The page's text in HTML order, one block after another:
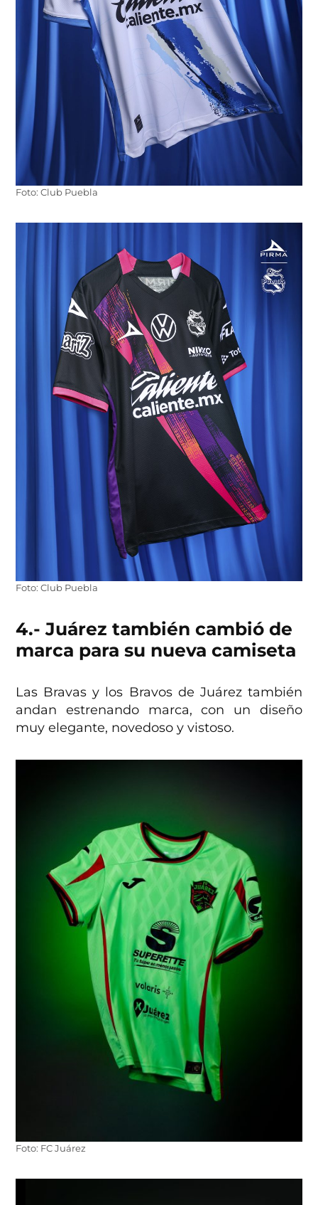
Foto: Club Puebla
Foto: Club Puebla
4.- Juárez también cambió de
marca para su nueva camiseta
Las Bravas y los Bravos de Juárez también
andan estrenando marca, con un diseño
muy elegante, novedoso y vistoso.
Foto: FC Juárez